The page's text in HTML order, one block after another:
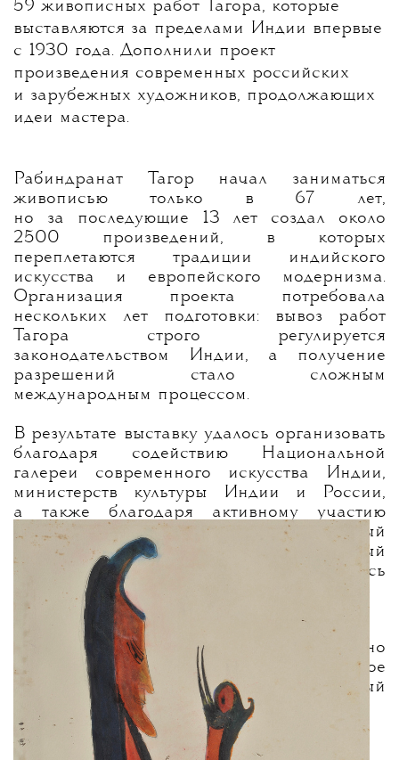
59 живописных работ Тагора, которые
выставляются за пределами Индии впервые
с 1930 года. Дополнили проект
произведения современных российских
и зарубежных художников, продолжающих
идеи мастера.
Рабиндранат Тагор начал заниматься
живописью только в 67 лет,
но за последующие 13 лет создал около
2500 произведений, в которых
переплетаются традиции индийского
искусства и европейского модернизма.
Организация проекта потребовала
нескольких лет подготовки: вывоз работ
Тагора строго регулируется
законодательством Индии, а получение
разрешений стало сложным
международным процессом.
В результате выставку удалось организовать
благодаря содействию Национальной
галереи современного искусства Индии,
министерств культуры Индии и России,
а также благодаря активному участию
университета «Вишва-Бхарати», который
основал сам Тагор в 1921 году. Негласный
девиз университета — «Весь мир здесь
обретает дом» — и дал название выставке.
Посетить выставку в «ГЭС-2» можно
до 23 августа, а узнать главное
о Рабиндранате Тагоре — в любой удобный
в материале Ивана Чекалова.